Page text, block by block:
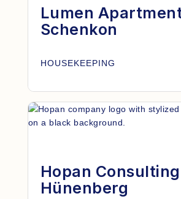
Lumen
Schenkon
HOUSEKEEPING
Hopan Consulting
Hünenberg